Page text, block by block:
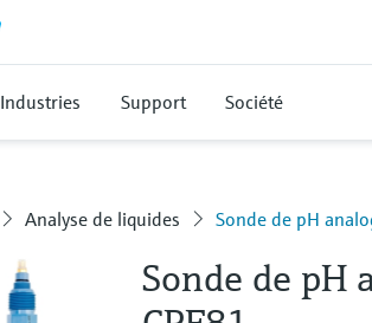
Industries Support Société
Analyse de liquides Sonde de pH
Sonde de pH